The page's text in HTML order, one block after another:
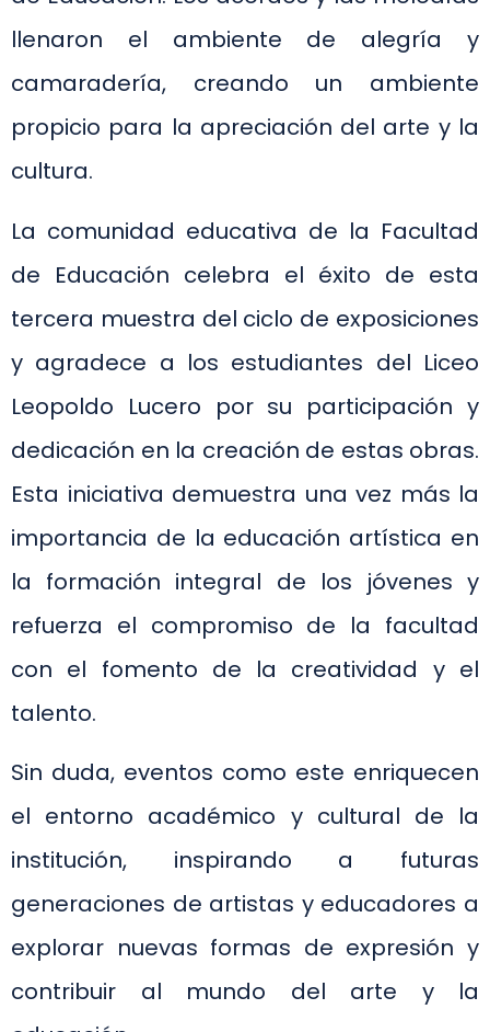
llenaron el ambiente de alegría y
camaradería, creando un ambiente
propicio para la apreciación del arte y la
cultura.
La comunidad educativa de la Facultad
de Educación celebra el éxito de esta
tercera muestra del ciclo de exposiciones
y agradece a los estudiantes del Liceo
Leopoldo Lucero por su participación y
dedicación en la creación de estas obras.
Esta iniciativa demuestra una vez más la
importancia de la educación artística en
la formación integral de los jóvenes y
refuerza el compromiso de la facultad
con el fomento de la creatividad y el
talento.
Sin duda, eventos como este enriquecen
el entorno académico y cultural de la
institución, inspirando a futuras
generaciones de artistas y educadores a
explorar nuevas formas de expresión y
contribuir al mundo del arte y la